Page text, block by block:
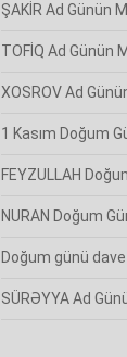
ŞAKİR Ad Günün
TOFİQ Ad Günün
XOSROV Ad
1 Kasım Doğum
FEYZULLAH
NURAN Doğum
Doğum günü
SÜRƏYYA Ad